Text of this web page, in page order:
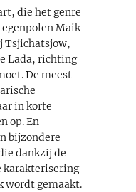
die het genre
Maik
Tsjichatsjow,
Lada, richting
De meest
in korte
op. En
bijzondere
dankzij de
karakterisering
wordt gemaakt.